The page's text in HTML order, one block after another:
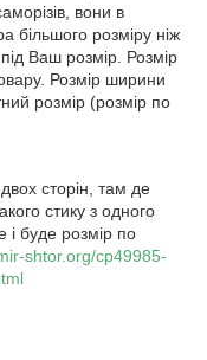
вони в
більшого розміру ніж
Ваш розмір. Розмір
Розмір ширини
розмір (розмір по
сторін, там де
стику з одного
і буде розмір по
shtor.org/cp49985-